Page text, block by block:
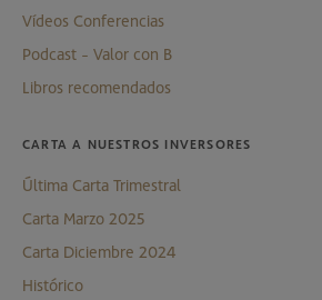
Vídeos Conferencias
Podcast - Valor con B
Libros recomendados
CARTA A NUESTROS INVERSORES
Última Carta Trimestral
Carta Marzo 2025
Carta Diciembre 2024
Histórico